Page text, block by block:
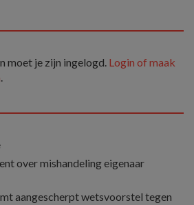
moet je zijn ingelogd. Login of maak
over mishandeling eigenaar
aangescherpt wetsvoorstel tegen